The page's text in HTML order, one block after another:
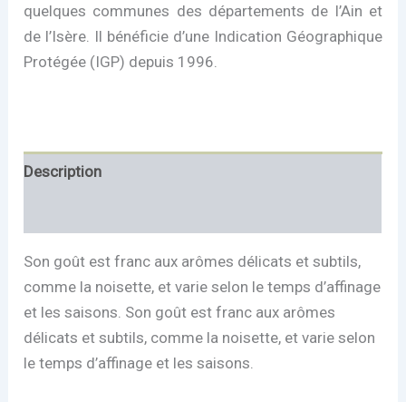
quelques communes des départements de l’Ain et
de l’Isère. Il bénéficie d’une Indication Géographique
Protégée (IGP) depuis 1996.
Description
Son goût est franc aux arômes délicats et subtils,
comme la noisette, et varie selon le temps d’affinage
et les saisons. Son goût est franc aux arômes
délicats et subtils, comme la noisette, et varie selon
le temps d’affinage et les saisons.